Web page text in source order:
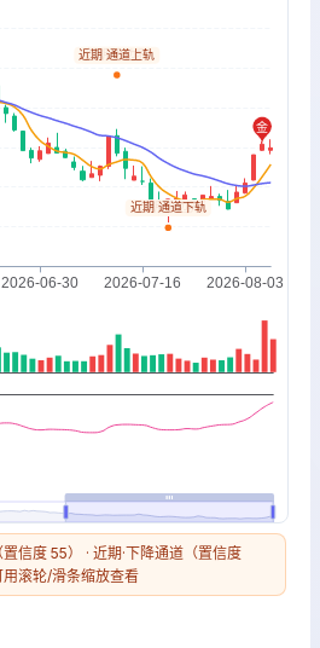
信度 55） · 近期·下降通道（置信度
滚轮/滑条缩放查看